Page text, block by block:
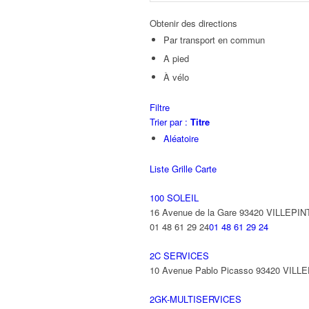
Obtenir des directions
Par transport en commun
A pied
À vélo
Filtre
Trier par : Titre
Aléatoire
Liste Grille Carte
100 SOLEIL
16 Avenue de la Gare 93420
01 48 61 29 2401 48 61 29 24
2C SERVICES
10 Avenue Pablo Picasso 93420
2GK-MULTISERVICES